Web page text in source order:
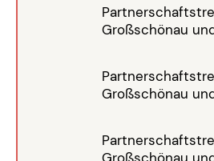
Großschönau
Großschönau
Großschönau